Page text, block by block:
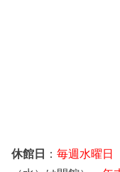
休館日 ：毎週水曜日